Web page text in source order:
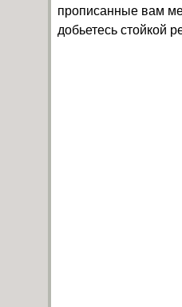
прописанные вам
добьетесь стойкой